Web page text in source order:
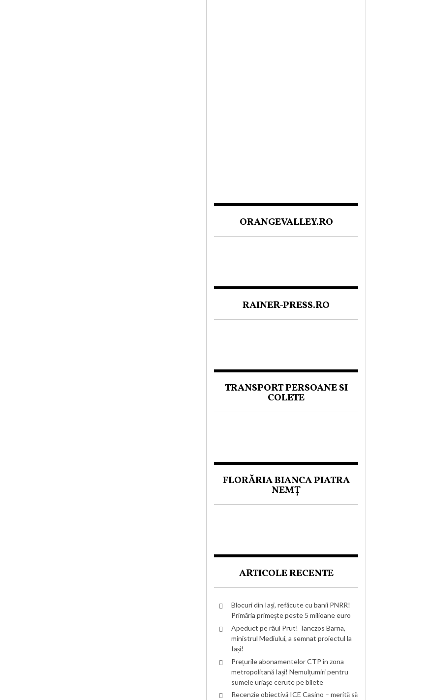
ORANGEVALLEY.RO
RAINER-PRESS.RO
TRANSPORT PERSOANE SI
COLETE
FLORĂRIA BIANCA PIATRA
NEMȚ
ARTICOLE RECENTE
Blocuri din Iași, refăcute cu banii PNRR!
Primăria primește peste 5 milioane euro
Apeduct pe râul Prut! Tanczos Barna,
ministrul Mediului, a semnat proiectul la
Iași!
Prețurile abonamentelor CTP în zona
metropolitană Iași! Nemulțumiri pentru
sumele uriașe cerute pe bilete
Recenzie obiectivă ICE Casino – merită să